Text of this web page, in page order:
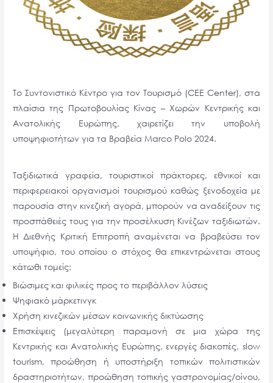
Το Συντονιστικό Κέντρο για τον Τουρισμό (CEE Center), στα
πλαίσια της Πρωτοβουλίας Κίνας – Χωρών Κεντρικής και
Ανατολικής Ευρώπης, χαιρετίζει την υποβολή
υποψηφιοτήτων για τα Βραβεία Marco Polo 2024.
Tαξιδιωτικά γραφεία, τουριστικοί πράκτορες, εθνικοί και
περιφερειακοί οργανισμοί τουρισμού καθώς ξενοδοχεία με
παρουσία στην κινεζική αγορά, μπορούν να αναδείξουν τις
προσπάθειές τους για την προσέλκυση Κινέζων ταξιδιωτών.
Η Διεθνής Κριτική Επιτροπή αναμένεται να βραβεύσει τον
υποψήφιο, του οποίου ο στόχος θα επικεντρώνεται στους
κάτωθι τομείς:
Βιώσιμες και φιλικές προς το περιβάλλον λύσεις
Ψηφιακό μάρκετινγκ
Χρήση κινεζικών μέσων κοινωνικής δικτύωσης
Επισκέψεις (μεγαλύτερη παραμονή σε μια χώρα της
Κεντρικής και Ανατολικής Ευρώπης, ενεργές διακοπές, slow
tourism, προώθηση ή υποστήριξη τοπικών πολιτιστικών
δραστηριοτήτων, προώθηση τοπικής γαστρονομίας/οίνου,